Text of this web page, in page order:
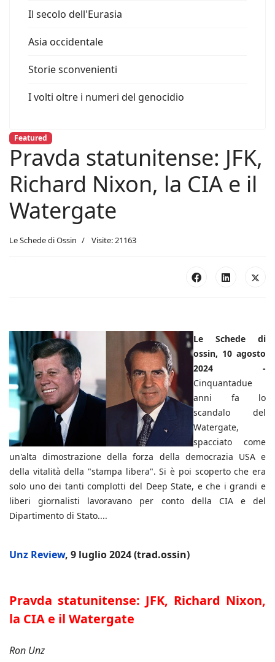
Il secolo dell'Eurasia
Asia occidentale
Storie sconvenienti
I volti oltre i numeri del genocidio
Featured
Pravda statunitense: JFK,
Richard Nixon, la CIA e il
Watergate
Le Schede di Ossin Visite: 21163
Le Schede di
ossin, 10 agosto
2024 -
Cinquantadue
anni fa lo
scandalo del
Watergate,
spacciato come
un'alta dimostrazione della forza della democrazia USA e
della vitalità della "stampa libera". Si è poi scoperto che era
solo uno dei tanti complotti del Deep State, e che i grandi e
liberi giornalisti lavoravano per conto della CIA e del
Dipartimento di Stato....
Unz Review, 9 luglio 2024 (trad.ossin)
Pravda statunitense: JFK, Richard Nixon,
la CIA e il Watergate
Ron Unz